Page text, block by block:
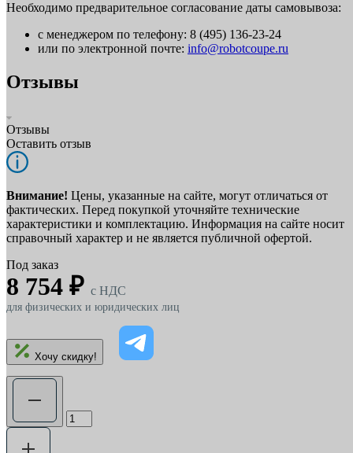
Необходимо предварительное согласование даты самовывоза:
с менеджером по телефону: 8 (495) 136-23-24
или по электронной почте: info@robotcoupe.ru
Отзывы
Отзывы
Оставить отзыв
Внимание! Цены, указанные на сайте, могут отличаться от
фактических. Перед покупкой уточняйте технические
характеристики и комплектацию. Информация на сайте носит
справочный характер и не является публичной офертой.
Под заказ
8 754 ₽ c НДС
для физических и юридических лиц
Хочу скидку!